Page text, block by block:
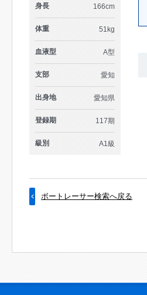
身長 166cm
体重 51kg
血液型 A型
支部 愛知
出身地 愛知県
登録期 117期
級別 A1級
ボートレーサー検索へ戻る